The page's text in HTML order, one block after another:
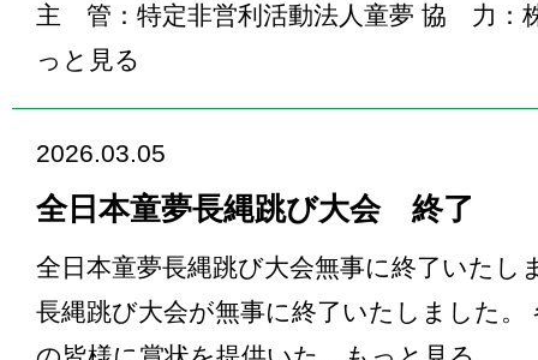
主 管：特定非営利活動法人童夢 協 力：
っと見る
2026.03.05
全日本童夢長縄跳び大会 終了
全日本童夢長縄跳び大会無事に終了いたし
長縄跳び大会が無事に終了いたしました。